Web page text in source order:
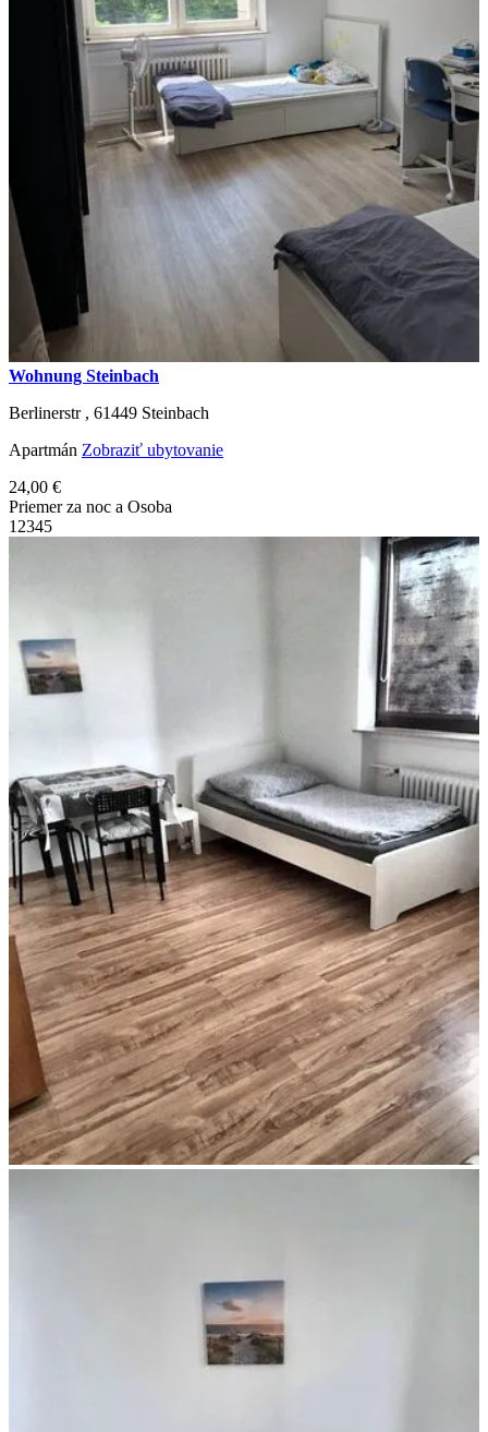
Wohnung Steinbach
Berlinerstr , 61449 Steinbach
Apartmán Zobraziť ubytovanie
24,00 €
Priemer za noc a Osoba
1 2345